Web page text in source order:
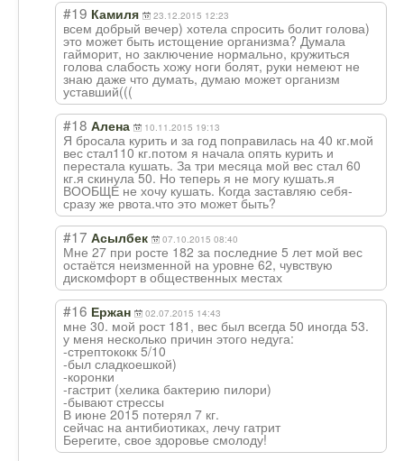
#19 Камиля 23.12.2015 12:23
всем добрый вечер) хотела спросить болит голова)
это может быть истощение организма? Думала
гайморит, но заключение нормально, кружиться
голова слабость хожу ноги болят, руки немеют не
знаю даже что думать, думаю может организм
уставший(((
#18 Алена 10.11.2015 19:13
Я бросала курить и за год поправилась на 40 кг.мой
вес стал110 кг.потом я начала опять курить и
перестала кушать. За три месяца мой вес стал 60
кг.я скинула 50. Но теперь я не могу кушать.я
ВООБЩЕ не хочу кушать. Когда заставляю себя-
сразу же рвота.что это может быть?
#17 Асылбек 07.10.2015 08:40
Мне 27 при росте 182 за последние 5 лет мой вес
остаётся неизменной на уровне 62, чувствую
дискомфорт в общественных местах
#16 Ержан 02.07.2015 14:43
мне 30. мой рост 181, вес был всегда 50 иногда 53.
у меня несколько причин этого недуга:
-стрептококк 5/10
-был сладкоешкой)
-коронки
-гастрит (хелика бактерию пилори)
-бывают стрессы
В июне 2015 потерял 7 кг.
сейчас на антибиотиках, лечу гатрит
Берегите, свое здоровье смолоду!